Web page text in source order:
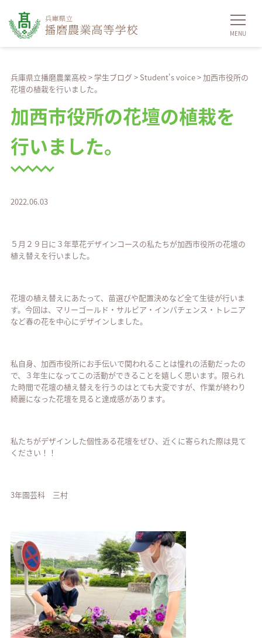
兵庫県立播磨農業高校> 学生ブログ > Student's voice>加西市役所の
花壇の植栽を行いました。
加西市役所の花壇の植栽を
行いました。
2022.06.03
５月２９日に３年草花デザインコースの私たちが加西市役所の花壇の
植え替えを行いました。
花壇の植え替えにあたって、苗選びや配置決めなど全て生徒が行いま
す。今回は、マリーゴールド・サルビア・インパチェンス・トレニア
など春の花を中心にデザインしました。
私自身、加西市役所にお手伝いで関われることは憧れの活動だったの
で、３年生になってこの活動ができることを嬉しく思います。限られ
た時間で花壇の植え替えを行うのはとても大変ですが、作業が終わり
綺麗になった花壇を見ると達成感があります。
私たちがデザインした個性ある花壇をぜひ、近くに寄られた際は見て
ください！！
3年園芸科 三村